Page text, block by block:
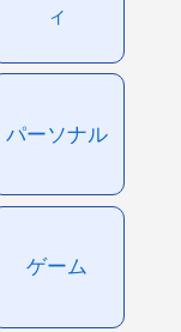
ィ
パーソナル
ゲーム